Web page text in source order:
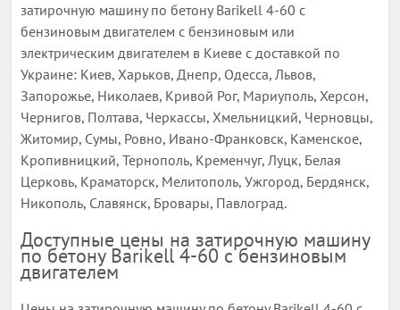
затирочную машину по бетону Barikell 4-60 с
бензиновым двигателем с бензиновым или
электрическим двигателем в Киеве с доставкой по
Украине: Киев, Харьков, Днепр, Одесса, Львов,
Запорожье, Николаев, Кривой Рог, Мариуполь, Херсон,
Чернигов, Полтава, Черкассы, Хмельницкий, Черновцы,
Житомир, Сумы, Ровно, Ивано-Франковск, Каменское,
Кропивницкий, Тернополь, Кременчуг, Луцк, Белая
Церковь, Краматорск, Мелитополь, Ужгород, Бердянск,
Никополь, Славянск, Бровары, Павлоград.
Доступные цены на затирочную машину
по бетону Barikell 4-60 с бензиновым
двигателем